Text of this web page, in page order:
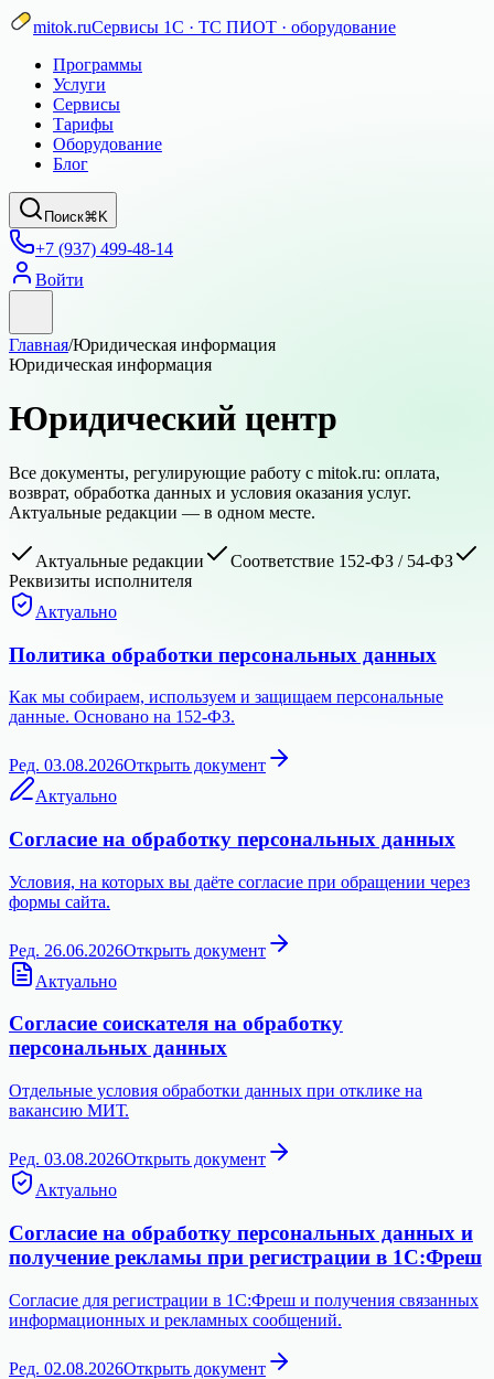
mitok.ruСервисы 1С · ТС ПИОТ · оборудование
Программы
Услуги
Сервисы
Тарифы
Оборудование
Блог
Поиск⌘K
+7 (937) 499-48-14
Войти
Главная/Юридическая информация
Юридическая информация
Юридический центр
Все документы, регулирующие работу с mitok.ru: оплата,
возврат, обработка данных и условия оказания услуг.
Актуальные редакции — в одном месте.
Актуальные редакции
Соответствие 152-ФЗ / 54-ФЗ
Реквизиты исполнителя
Актуально
Политика обработки персональных данных
Как мы собираем, используем и защищаем персональные
данные. Основано на 152-ФЗ.
Ред. 03.08.2026Открыть документ
Актуально
Согласие на обработку персональных данных
Условия, на которых вы даёте согласие при обращении через
формы сайта.
Ред. 26.06.2026Открыть документ
Актуально
Согласие соискателя на обработку
персональных данных
Отдельные условия обработки данных при отклике на
вакансию МИТ.
Ред. 03.08.2026Открыть документ
Актуально
Согласие на обработку персональных данных и
получение рекламы при регистрации в 1С:Фреш
Согласие для регистрации в 1С:Фреш и получения связанных
информационных и рекламных сообщений.
Ред. 02.08.2026Открыть документ